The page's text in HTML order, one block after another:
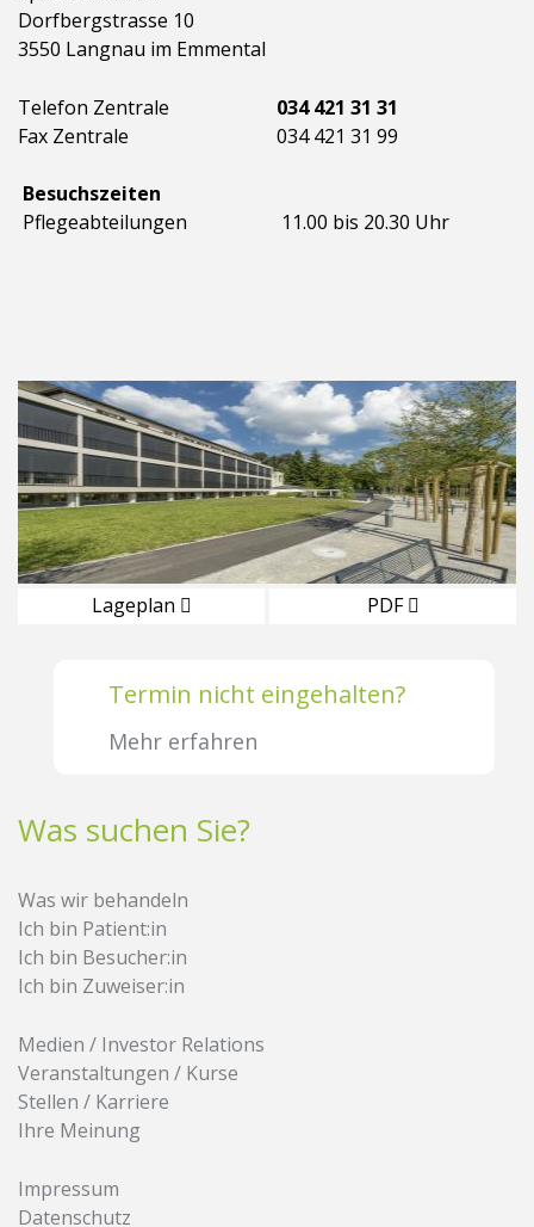
Dorfbergstrasse 10
3550 Langnau im Emmental
Telefon Zentrale
034 421 31 31
Fax Zentrale
034 421 31 99
Besuchszeiten
Pflegeabteilungen
11.00 bis 20.30 Uhr
Lageplan PDF
Termin nicht eingehalten?
Mehr erfahren
Was suchen Sie?
Was wir behandeln
Ich bin Patient:in
Ich bin Besucher:in
Ich bin Zuweiser:in
Medien / Investor Relations
Veranstaltungen / Kurse
Stellen / Karriere
Ihre Meinung
Impressum
Datenschutz